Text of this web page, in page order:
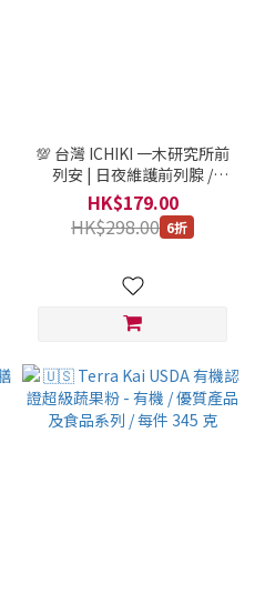
💯 台灣 ICHIKI 一木研究所前
列安 | 日夜維護前列腺 /
Konway 優質產品系列 / 台灣
/ 每盒 30 粒裝
HK$179.00
HK$298.00 6折